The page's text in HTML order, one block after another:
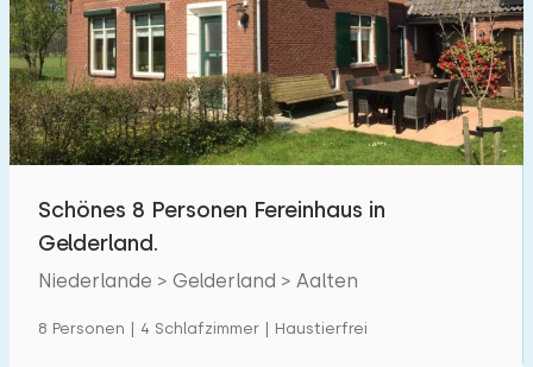
Schönes 8 Personen Fereinhaus in
Gelderland.
Niederlande > Gelderland > Aalten
8 Personen | 4 Schlafzimmer | Haustierfrei